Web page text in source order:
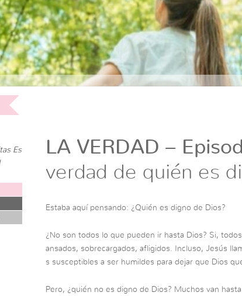
Es
LA VERDAD –
verdad de quién es
Estaba aquí pensando: ¿Quién es digno de Dios?
¿No son todos lo que pueden ir hasta Dios? Si,
ansados, sobrecargados, afligidos. Incluso, Jesús
s susceptibles a ser humildes para dejar que Dios
Pero, ¿quién no es digno de Dios? Muchos van